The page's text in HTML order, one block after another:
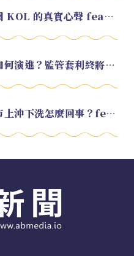
EP.219 從銀行高管轉職幣圈 KOL 的真實心聲 feat.龜大
EP.217 美元穩定幣未來會如何演進？監管套利終將收斂？feat. 研究員 余哲安
EP.213 川普大攪局：袋鼠市上沖下洗怎麼回事？feat. Alvin